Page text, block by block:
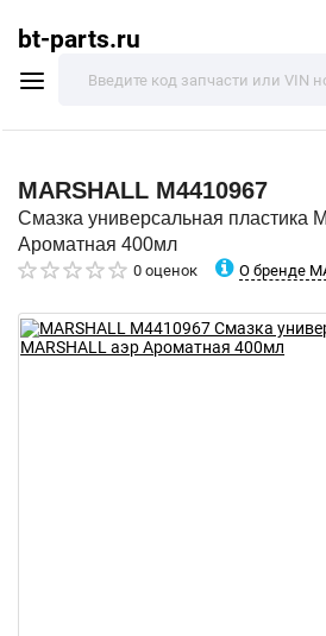
bt-parts.ru
MARSHALL M4410967
Смазка универсальная пластика
Ароматная 400мл
0 оценок О бренде